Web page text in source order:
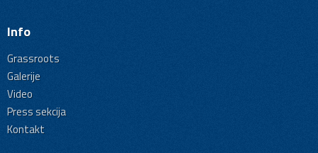
Info
Grassroots
Galerije
Video
Press sekcija
Kontakt